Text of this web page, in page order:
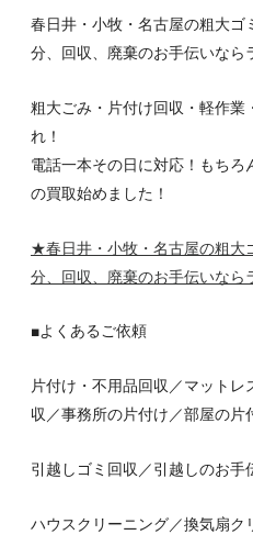
春日井・小牧・名古屋の粗大ゴ
分、回収、廃棄のお手伝いなら
粗大ごみ・片付け回収・軽作業
れ！
電話一本その日に対応！もち
の買取始めました！
★春日井・小牧・名古屋の粗大
分、回収、廃棄のお手伝いなら
■よくあるご依頼
片付け・不用品回収／マット
収／事務所の片付け／部屋の片
引越しゴミ回収／引越しのお手
ハウスクリーニング／換気扇ク